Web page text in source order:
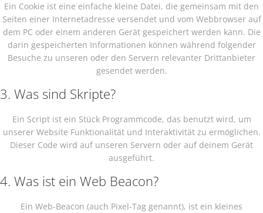
Ein Cookie ist eine einfache kleine Datei, die gemeinsam mit den
Seiten einer Internetadresse versendet und vom Webbrowser auf
dem PC oder einem anderen Gerät gespeichert werden kann. Die
darin gespeicherten Informationen können während folgender
Besuche zu unseren oder den Servern relevanter Drittanbieter
gesendet werden.
3. Was sind Skripte?
Ein Script ist ein Stück Programmcode, das benutzt wird, um
unserer Website Funktionalität und Interaktivität zu ermöglichen.
Dieser Code wird auf unseren Servern oder auf deinem Gerät
ausgeführt.
4. Was ist ein Web Beacon?
Ein Web-Beacon (auch Pixel-Tag genannt), ist ein kleines